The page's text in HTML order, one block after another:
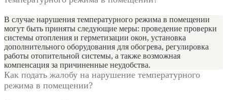
В случае нарушения температурного режима в помещении
могут быть приняты следующие меры: проведение проверки
системы отопления и герметизации окон, установка
дополнительного оборудования для обогрева, регулировка
работы отопительной системы, а также возможная
компенсация за причиненные неудобства.
Как подать жалобу на нарушение температурного
режима в помещении?